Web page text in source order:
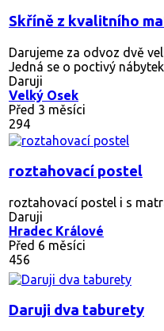
Skříně z kvalitního
Darujeme za odvoz dvě
Jedná se o poctivý
Daruji
Velký Osek
Před 3 měsíci
294
roztahovací postel
roztahovací postel i s
Daruji
Hradec Králové
Před 6 měsíci
456
Daruji dva taburety